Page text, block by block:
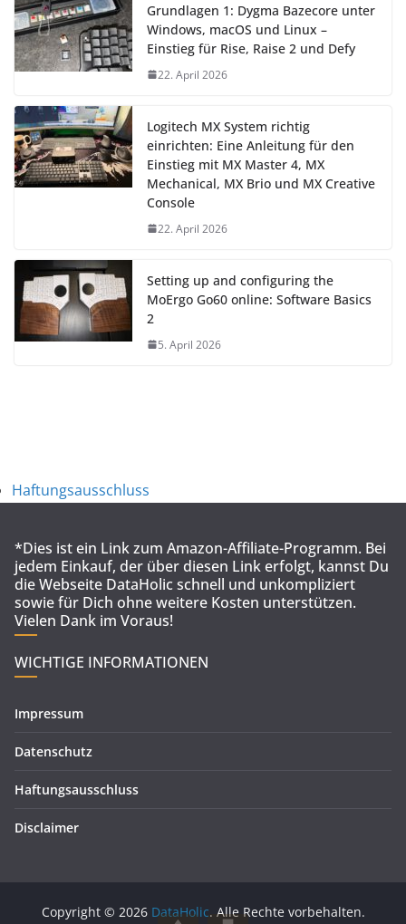
Grundlagen 1: Dygma Bazecore unter
Windows, macOS und Linux –
Einstieg für Rise, Raise 2 und Defy
22. April 2026
Logitech MX System richtig
einrichten: Eine Anleitung für den
Einstieg mit MX Master 4, MX
Mechanical, MX Brio und MX Creative
Console
22. April 2026
Setting up and configuring the
MoErgo Go60 online: Software Basics
2
5. April 2026
Haftungsausschluss
*Dies ist ein Link zum Amazon-Affiliate-Programm. Bei
jedem Einkauf, der über diesen Link erfolgt, kannst Du
die Webseite DataHolic schnell und unkompliziert
sowie für Dich ohne weitere Kosten unterstützen.
Vielen Dank im Voraus!
WICHTIGE INFORMATIONEN
Impressum
Datenschutz
Haftungsausschluss
Disclaimer
Copyright © 2026 DataHolic. Alle Rechte vorbehalten.